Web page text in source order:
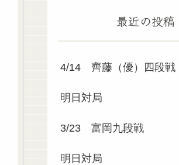
最近の投稿
4/14 齊藤（優）四段戦
明日対局
3/23 富岡九段戦
明日対局